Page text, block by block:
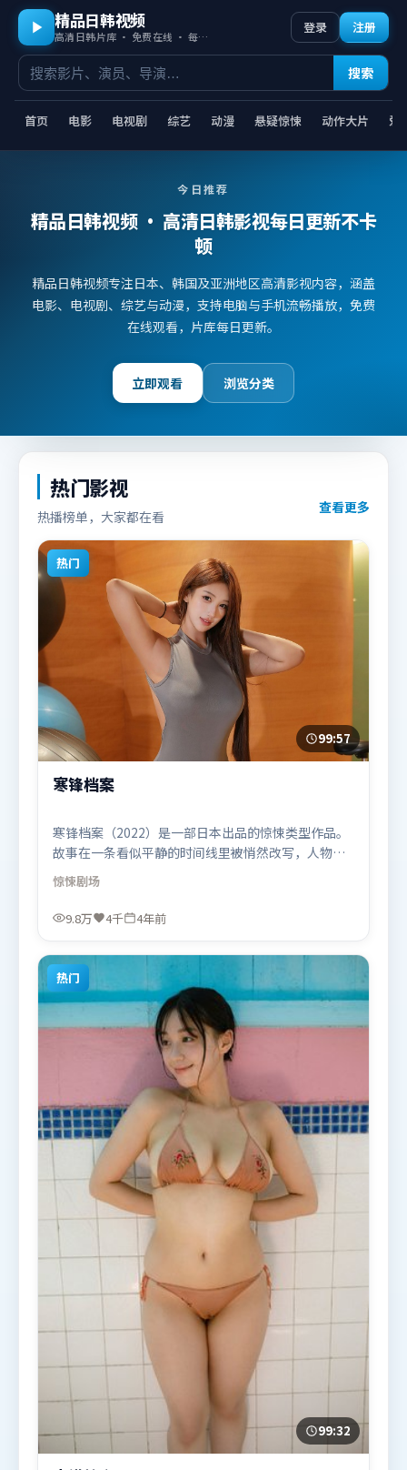
精品日韩视频
高清日韩片库 · 免费在线 · 每日更新
首页 电影 电视剧 综艺 动漫 悬疑惊悚 动作大片 爱
搜索
登录 注册
今日推荐
精品日韩视频· 高清日韩影视每日更新不卡
顿
精品日韩视频专注日本、韩国及亚洲地区高清影视内容，涵盖
电影、电视剧、综艺与动漫，支持电脑与手机流畅播放，免费
在线观看，片库每日更新。
立即观看 浏览分类
热门影视
热播榜单，大家都在看
查看更多
热门
99:57
寒锋档案
寒锋档案（2022）是一部日本出品的惊悚类型作品。
故事在一条看似平静的时间线里被悄然改写，人物被
迫直面过去与现在的撕裂。视听风格统一而富有实验
感，配乐与画面情绪贴合。由林超贤执导，木村拓
哉、吴京、杨幂，周冬雨等联袂出演。影片于2022年
题材的观众观看。
惊悚剧场
9.8万 4千 4年前
热门
99:32